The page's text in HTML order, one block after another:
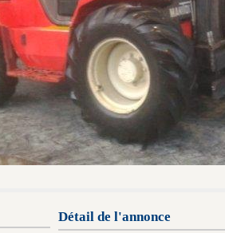
Détail de l'annonce